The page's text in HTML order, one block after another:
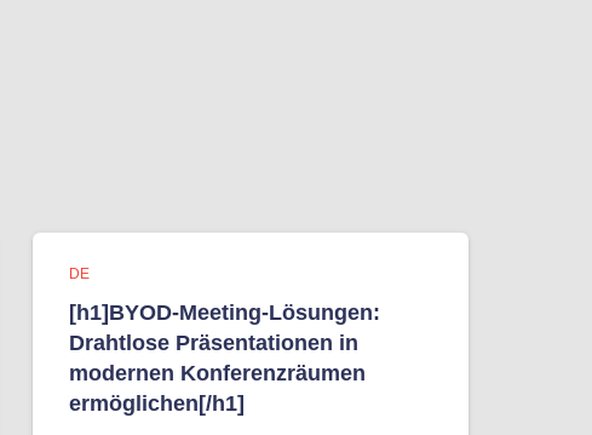
DE
[h1]BYOD-Meeting-Lösungen:
Drahtlose Präsentationen in
modernen Konferenzräumen
ermöglichen[/h1]